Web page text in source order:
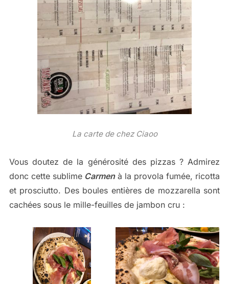
La carte de chez Ciaoo
Vous doutez de la générosité des pizzas ? Admirez
donc cette sublimeCarmenà la provola fumée, ricotta
et prosciutto. Des boules entières de mozzarella sont
cachées sous le mille-feuilles de jambon cru :